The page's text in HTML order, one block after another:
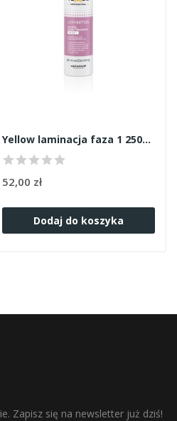
Yellow laminacja faza 1 250ml
52,00 zł
Dodaj do koszyka
Zapisz się na newsletter już dziś!